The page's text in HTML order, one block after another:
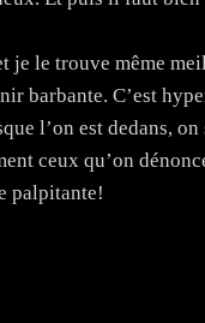
je le trouve même
barbante. C’est
l’on est dedans,
ceux qu’on
palpitante!